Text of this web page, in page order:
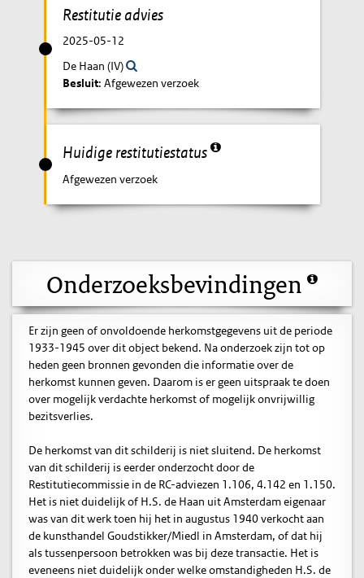
Restitutie advies
2025-05-12
De Haan (IV)
Besluit: Afgewezen verzoek
Huidige restitutiestatus
Afgewezen verzoek
Onderzoeksbevindingen
Er zijn geen of onvoldoende herkomstgegevens uit de periode
1933-1945 over dit object bekend. Na onderzoek zijn tot op
heden geen bronnen gevonden die informatie over de
herkomst kunnen geven. Daarom is er geen uitspraak te doen
over mogelijk verdachte herkomst of mogelijk onvrijwillig
bezitsverlies.
De herkomst van dit schilderij is niet sluitend. De herkomst
van dit schilderij is eerder onderzocht door de
Restitutiecommissie in de RC-adviezen 1.106, 4.142 en 1.150.
Het is niet duidelijk of H.S. de Haan uit Amsterdam eigenaar
was van dit werk toen hij het in augustus 1940 verkocht aan
de kunsthandel Goudstikker/Miedl in Amsterdam, of dat hij
als tussenpersoon betrokken was bij deze transactie. Het is
eveneens niet duidelijk onder welke omstandigheden H.S. de